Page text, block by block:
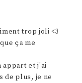
trop joli <3
ça me
appart et j'ai
de plus, je ne